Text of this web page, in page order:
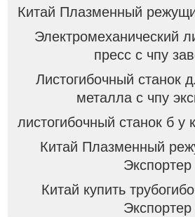
Китай Плазменный
Электромеханический
пресс с чпу
Листогибочный станок
металла с чпу
листогибочный станок б у
Китай Плазменный
Экспортер
Китай купить
Экспортер